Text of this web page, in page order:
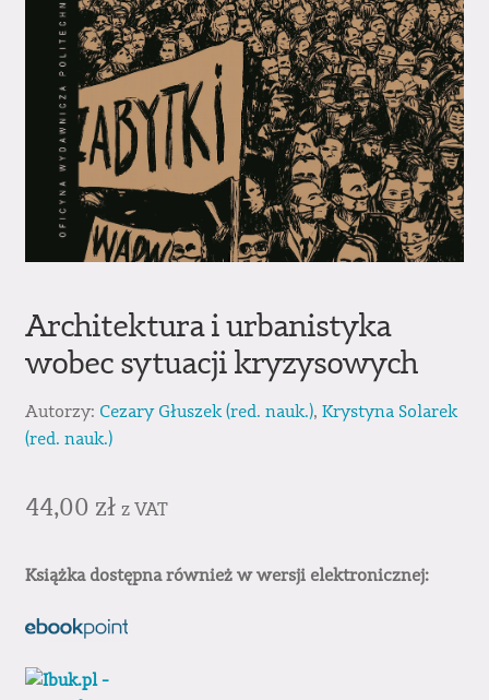
Architektura i urbanistyka
wobec sytuacji kryzysowych
Autorzy: Cezary Głuszek (red. nauk.), Krystyna Solarek
(red. nauk.)
44,00 zł z VAT
Książka dostępna również w wersji elektronicznej: